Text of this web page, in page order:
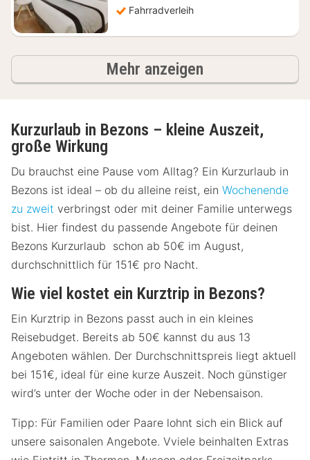
Fahrradverleih
Mehr anzeigen
Kurzurlaub in Bezons – kleine Auszeit,
große Wirkung
Du brauchst eine Pause vom Alltag? Ein Kurzurlaub in
Bezons ist ideal – ob du alleine reist, ein Wochenende
zu zweit verbringst oder mit deiner Familie unterwegs
bist. Hier findest du passende Angebote für deinen
Bezons Kurzurlaub schon ab 50€ im August,
durchschnittlich für 151€ pro Nacht.
Wie viel kostet ein Kurztrip in Bezons?
Ein Kurztrip in Bezons passt auch in ein kleines
Reisebudget. Bereits ab 50€ kannst du aus 13
Angeboten wählen. Der Durchschnittspreis liegt aktuell
bei 151€, ideal für eine kurze Auszeit. Noch günstiger
wird’s unter der Woche oder in der Nebensaison.
Tipp: Für Familien oder Paare lohnt sich ein Blick auf
unsere saisonalen Angebote. Vviele beinhalten Extras